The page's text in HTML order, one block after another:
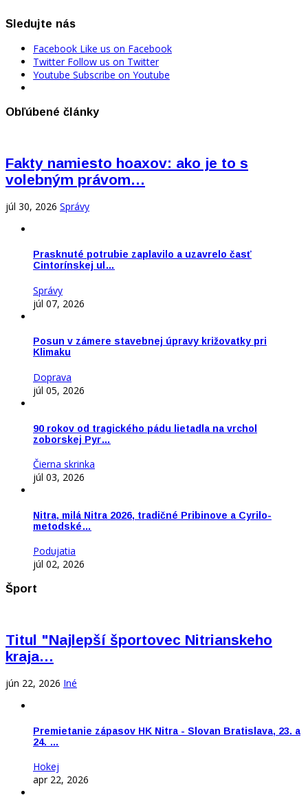
Sledujte nás
Facebook Like us on Facebook
Twitter Follow us on Twitter
Youtube Subscribe on Youtube
Obľúbené články
Fakty namiesto hoaxov: ako je to s
volebným právom…
júl 30, 2026 Správy
Prasknuté potrubie zaplavilo a uzavrelo časť
Cintorínskej ul…
Správy
júl 07, 2026
Posun v zámere stavebnej úpravy križovatky pri
Klimaku
Doprava
júl 05, 2026
90 rokov od tragického pádu lietadla na vrchol
zoborskej Pyr…
Čierna skrinka
júl 03, 2026
Nitra, milá Nitra 2026, tradičné Pribinove a Cyrilo-
metodské…
Podujatia
júl 02, 2026
Šport
Titul "Najlepší športovec Nitrianskeho
kraja…
jún 22, 2026 Iné
Premietanie zápasov HK Nitra - Slovan Bratislava, 23. a
24. …
Hokej
apr 22, 2026